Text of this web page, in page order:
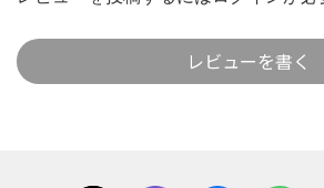
レビューを書く